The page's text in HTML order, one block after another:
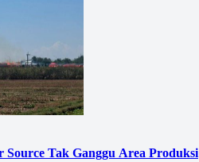
Tak Ganggu Area Produksi